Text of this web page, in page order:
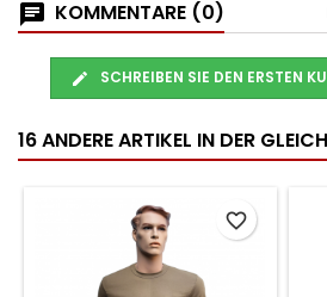
KOMMENTARE (0)
SCHREIBEN SIE DEN ERSTEN
16 ANDERE ARTIKEL IN DER
favorite_border